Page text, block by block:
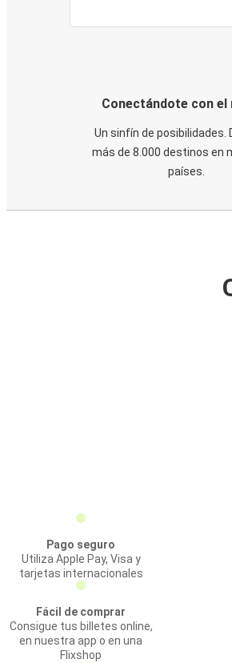
Conectándote con el
Un sinfín de posibilidades.
más de 8.000 destinos en
países.
Pago seguro
Utiliza Apple Pay, Visa y
tarjetas internacionales
Fácil de comprar
Consigue tus billetes online,
en nuestra app o en una
Flixshop